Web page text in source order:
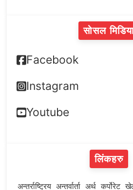
सोसल
Facebook
Instagram
Youtube
लिंकहरु
अन्तर्राष्ट्रिय अन्तर्वार्ता अर्थ कर्पोरेट